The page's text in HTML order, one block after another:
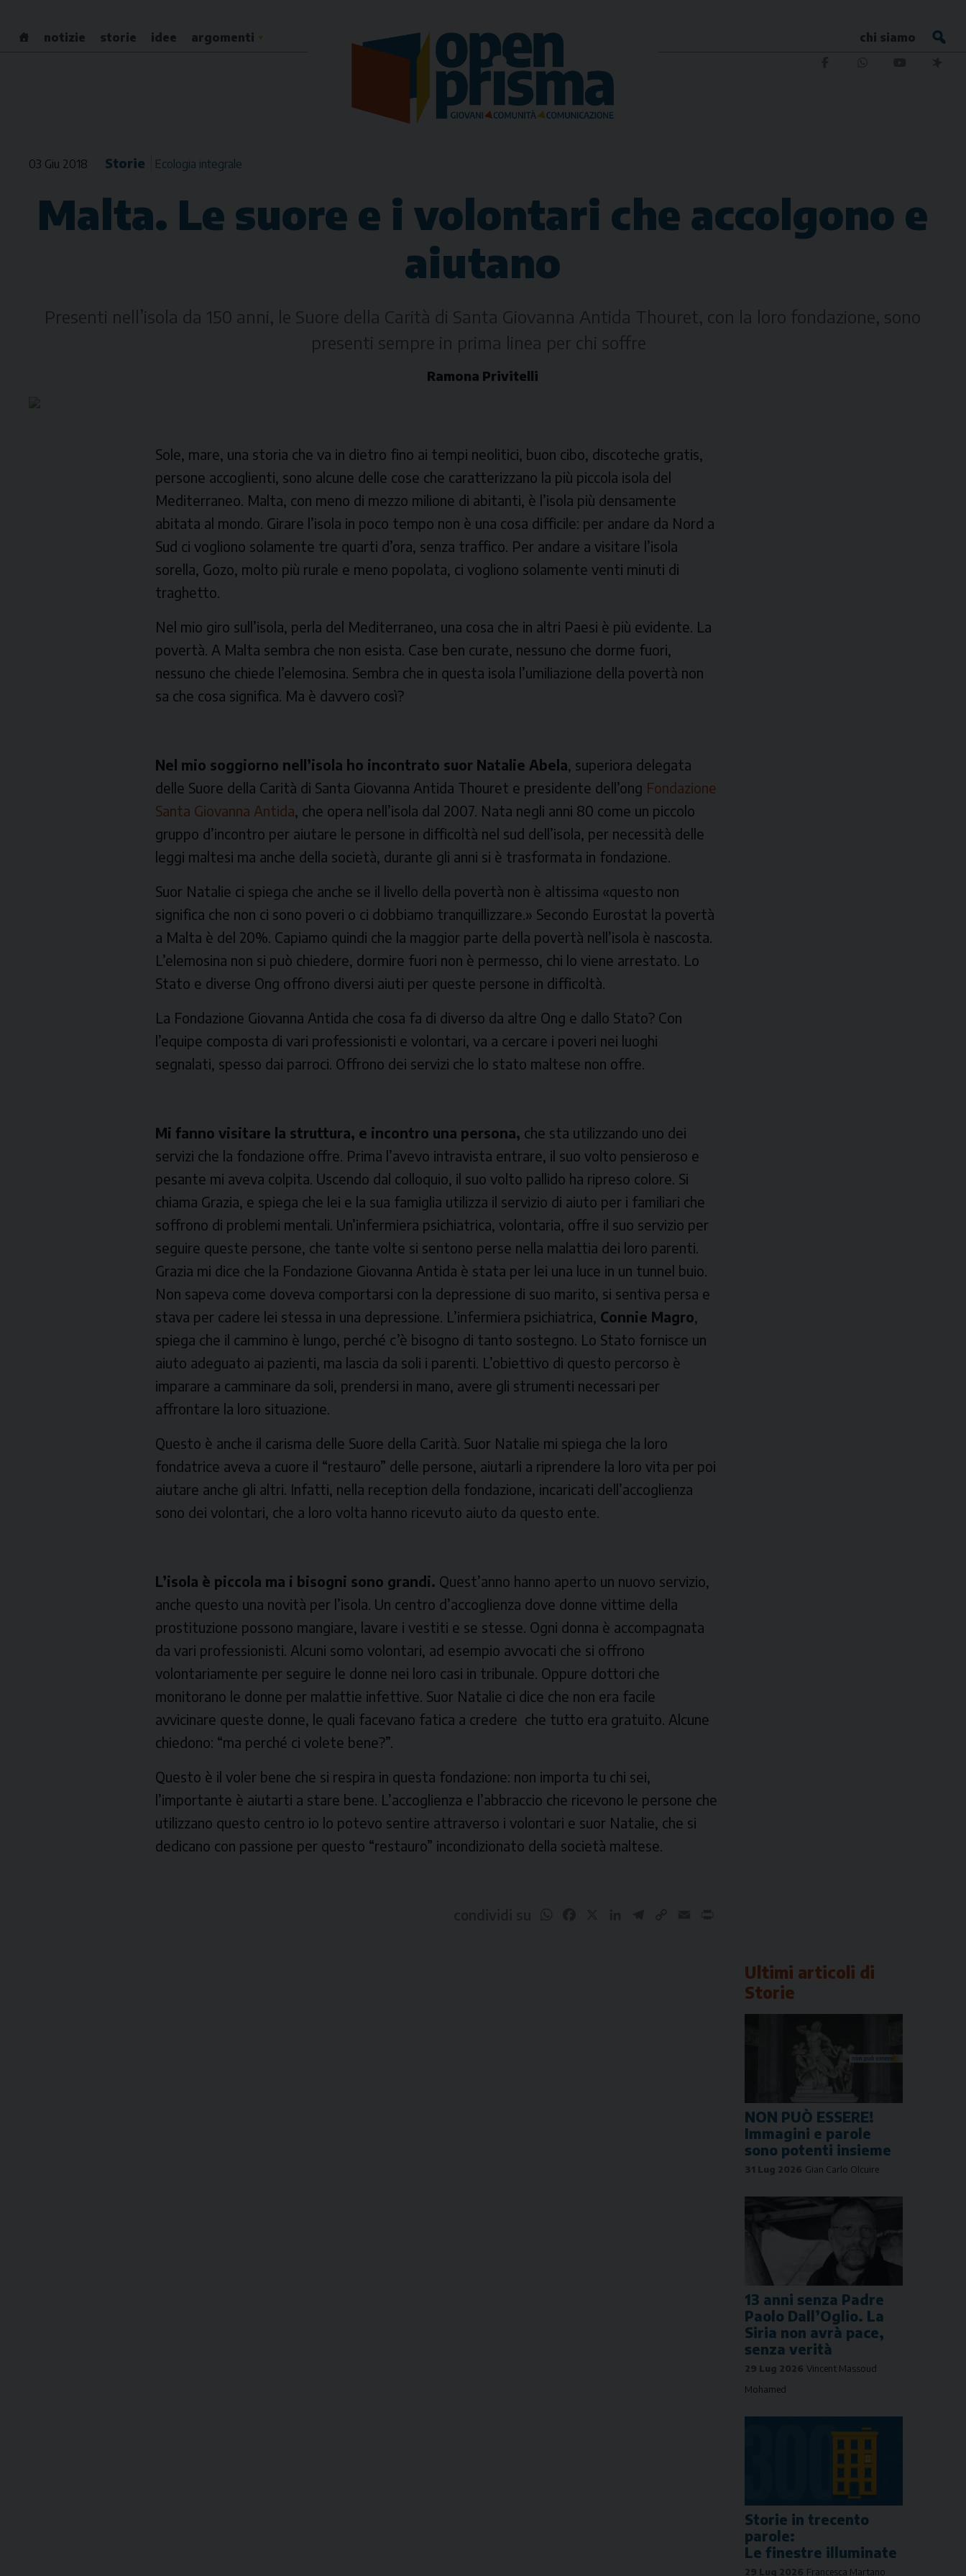
content
notizie storie idee argomenti chi siamo
03 Giu 2018 Storie Ecologia integrale
Malta. Le suore e i volontari che accolgono e
aiutano
Presenti nell’isola da 150 anni, le Suore della Carità di Santa Giovanna Antida Thouret, con la loro fondazione, sono
presenti sempre in prima linea per chi soffre
Ramona Privitelli
Sole, mare, una storia che va in dietro fino ai tempi neolitici, buon cibo, discoteche gratis,
persone accoglienti, sono alcune delle cose che caratterizzano la più piccola isola del
Mediterraneo. Malta, con meno di mezzo milione di abitanti, è l’isola più densamente
abitata al mondo. Girare l’isola in poco tempo non è una cosa difficile: per andare da Nord a
Sud ci vogliono solamente tre quarti d’ora, senza traffico. Per andare a visitare l’isola
sorella, Gozo, molto più rurale e meno popolata, ci vogliono solamente venti minuti di
traghetto.
Nel mio giro sull’isola, perla del Mediterraneo, una cosa che in altri Paesi è più evidente. La
povertà. A Malta sembra che non esista. Case ben curate, nessuno che dorme fuori,
nessuno che chiede l’elemosina. Sembra che in questa isola l’umiliazione della povertà non
sa che cosa significa. Ma è davvero così?
Nel mio soggiorno nell’isola ho incontrato suor Natalie Abela, superiora delegata
delle Suore della Carità di Santa Giovanna Antida Thouret e presidente dell’ong Fondazione
Santa Giovanna Antida, che opera nell’isola dal 2007. Nata negli anni 80 come un piccolo
gruppo d’incontro per aiutare le persone in difficoltà nel sud dell’isola, per necessità delle
leggi maltesi ma anche della società, durante gli anni si è trasformata in fondazione.
Suor Natalie ci spiega che anche se il livello della povertà non è altissima «questo non
significa che non ci sono poveri o ci dobbiamo tranquillizzare.» Secondo Eurostat la povertà
a Malta è del 20%. Capiamo quindi che la maggior parte della povertà nell’isola è nascosta.
L’elemosina non si può chiedere, dormire fuori non è permesso, chi lo viene arrestato. Lo
Stato e diverse Ong offrono diversi aiuti per queste persone in difficoltà.
La Fondazione Giovanna Antida che cosa fa di diverso da altre Ong e dallo Stato? Con
l’equipe composta di vari professionisti e volontari, va a cercare i poveri nei luoghi
segnalati, spesso dai parroci. Offrono dei servizi che lo stato maltese non offre.
Mi fanno visitare la struttura, e incontro una persona, che sta utilizzando uno dei
servizi che la fondazione offre. Prima l’avevo intravista entrare, il suo volto pensieroso e
pesante mi aveva colpita. Uscendo dal colloquio, il suo volto pallido ha ripreso colore. Si
chiama Grazia, e spiega che lei e la sua famiglia utilizza il servizio di aiuto per i familiari che
soffrono di problemi mentali. Un’infermiera psichiatrica, volontaria, offre il suo servizio per
seguire queste persone, che tante volte si sentono perse nella malattia dei loro parenti.
Grazia mi dice che la Fondazione Giovanna Antida è stata per lei una luce in un tunnel buio.
Non sapeva come doveva comportarsi con la depressione di suo marito, si sentiva persa e
stava per cadere lei stessa in una depressione. L’infermiera psichiatrica, Connie Magro,
spiega che il cammino è lungo, perché c’è bisogno di tanto sostegno. Lo Stato fornisce un
aiuto adeguato ai pazienti, ma lascia da soli i parenti. L’obiettivo di questo percorso è
imparare a camminare da soli, prendersi in mano, avere gli strumenti necessari per
affrontare la loro situazione.
Questo è anche il carisma delle Suore della Carità. Suor Natalie mi spiega che la loro
fondatrice aveva a cuore il “restauro” delle persone, aiutarli a riprendere la loro vita per poi
aiutare anche gli altri. Infatti, nella reception della fondazione, incaricati dell’accoglienza
sono dei volontari, che a loro volta hanno ricevuto aiuto da questo ente.
L’isola è piccola ma i bisogni sono grandi. Quest’anno hanno aperto un nuovo servizio,
anche questo una novità per l’isola. Un centro d’accoglienza dove donne vittime della
prostituzione possono mangiare, lavare i vestiti e se stesse. Ogni donna è accompagnata
da vari professionisti. Alcuni somo volontari, ad esempio avvocati che si offrono
volontariamente per seguire le donne nei loro casi in tribunale. Oppure dottori che
monitorano le donne per malattie infettive. Suor Natalie ci dice che non era facile
avvicinare queste donne, le quali facevano fatica a credere che tutto era gratuito. Alcune
chiedono: “ma perché ci volete bene?”.
Questo è il voler bene che si respira in questa fondazione: non importa tu chi sei,
l’importante è aiutarti a stare bene. L’accoglienza e l’abbraccio che ricevono le persone che
utilizzano questo centro io lo potevo sentire attraverso i volontari e suor Natalie, che si
dedicano con passione per questo “restauro” incondizionato della società maltese.
Ultimi articoli di
Storie
NON PUÒ ESSERE!
Immagini e parole
sono potenti insieme
31 Lug 2026 Gian Carlo Olcuire
13 anni senza Padre
Paolo Dall’Oglio. La
Siria non avrà pace,
senza verità
29 Lug 2026 Vincent Massoud
Mohamed
Storie in trecento
parole:
Le finestre illuminate
29 Lug 2026 Francesca Martano